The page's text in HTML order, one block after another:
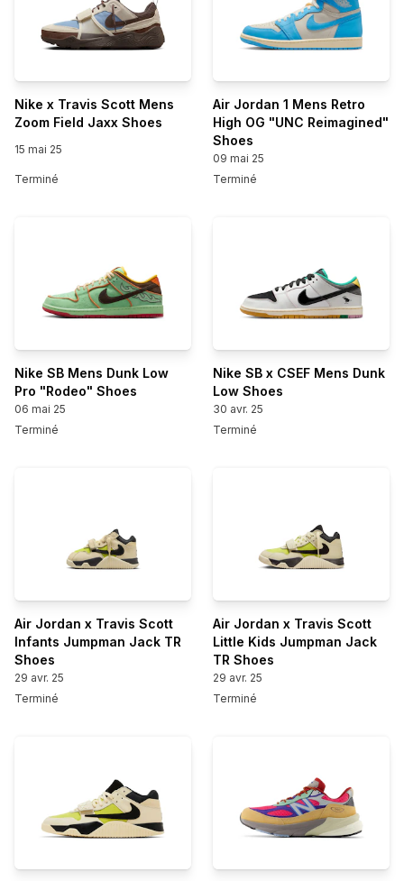
Nike x Travis Scott Mens
Zoom Field Jaxx Shoes
15 mai 25
Terminé
Air Jordan 1 Mens Retro
High OG "UNC Reimagined"
Shoes
09 mai 25
Terminé
Nike SB Mens Dunk Low
Pro "Rodeo" Shoes
06 mai 25
Terminé
Nike SB x CSEF Mens Dunk
Low Shoes
30 avr. 25
Terminé
Air Jordan x Travis Scott
Infants Jumpman Jack TR
Shoes
29 avr. 25
Terminé
Air Jordan x Travis Scott
Little Kids Jumpman Jack
TR Shoes
29 avr. 25
Terminé